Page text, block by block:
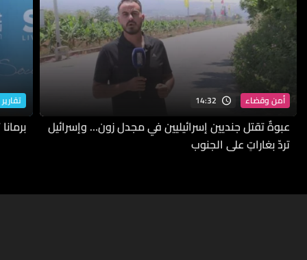
أمن وقضاء 14:32
عبوةٌ تقتل جنديين إسرائيليين في مجدل زون… وإسرائيل
تردّ بغاراتٍ على الجنوب